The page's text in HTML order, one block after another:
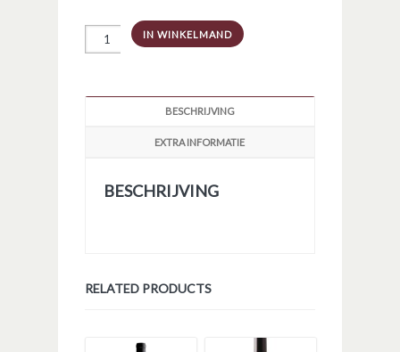
Reale
IN WINKELMAND
BESCHRIJVING
EXTRA INFORMATIE
BESCHRIJVING
RELATED PRODUCTS